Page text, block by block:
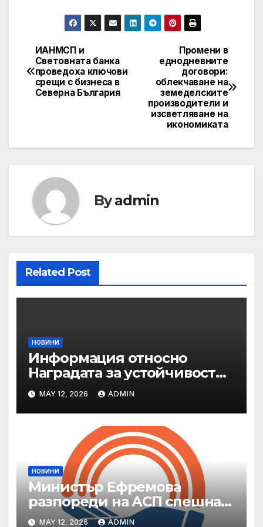
Post
navigation
Промени в
еднодневните
договори:
облекчаване на
земеделските
производители и
изсветляване на
икономиката
ИАНМСП и
Световната банка
проведоха ключови
срещи с бизнеса в
Северна България
Byadmin
Related Post
НОВИНИ
Информация относно
Наградата за устойчивост
на ОАЕ „Зайед“
MAY 12, 2026 ADMIN
НОВИНИ
Министър Ефремова
разпореди на АСП спешна
готовност за оказване на
MAY 12, 2026 ADMIN